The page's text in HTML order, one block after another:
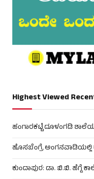
Highest Viewed
ಹಂಗಾರಕಟ್ಟೆ ದೂಳಂಗಡಿ
ಹೊಸಬೆಂಗ್ರೆ
ಕುಂದಾಪುರ: ಡಾ. ಬಿ.ಬಿ. ಹೆಗ್ಡೆ